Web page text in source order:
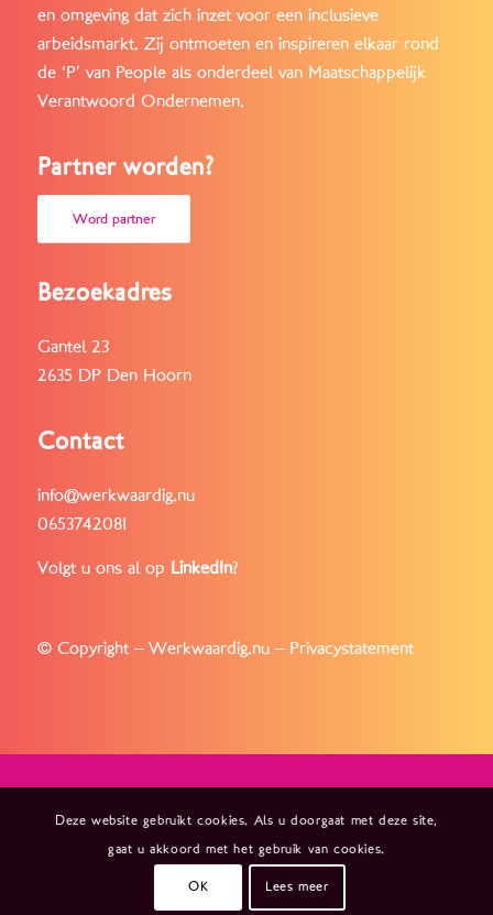
en omgeving dat zich inzet voor een inclusieve
arbeidsmarkt. Zij ontmoeten en inspireren elkaar rond
de ‘P’ van People als onderdeel van Maatschappelijk
Verantwoord Ondernemen.
Partner worden?
Word partner
Bezoekadres
Gantel 23
2635 DP Den Hoorn
Contact
info@werkwaardig.nu
0653742081
Volgt u ons al op LinkedIn?
© Copyright – Werkwaardig.nu – Privacystatement
Deze website gebruikt cookies. Als u doorgaat met deze site,
gaat u akkoord met het gebruik van cookies.
OK Lees meer